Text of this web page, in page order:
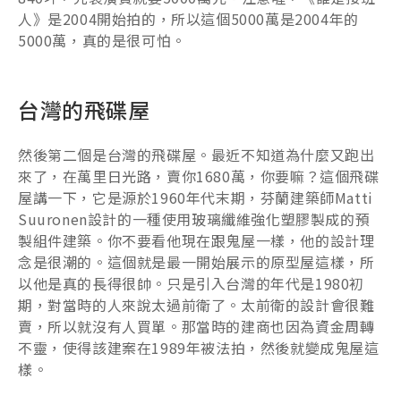
人》是2004開始拍的，所以這個5000萬是2004年的
5000萬，真的是很可怕。
台灣的飛碟屋
然後第二個是台灣的飛碟屋。最近不知道為什麼又跑出
來了，在萬里日光路，賣你1680萬，你要嘛？這個飛碟
屋講一下，它是源於1960年代末期，芬蘭建築師Matti
Suuronen設計的一種使用玻璃纖維強化塑膠製成的預
製組件建築。你不要看他現在跟鬼屋一樣，他的設計理
念是很潮的。這個就是最一開始展示的原型屋這樣，所
以他是真的長得很帥。只是引入台灣的年代是1980初
期，對當時的人來說太過前衛了。太前衛的設計會很難
賣，所以就沒有人買單。那當時的建商也因為資金周轉
不靈，使得該建案在1989年被法拍，然後就變成鬼屋這
樣。